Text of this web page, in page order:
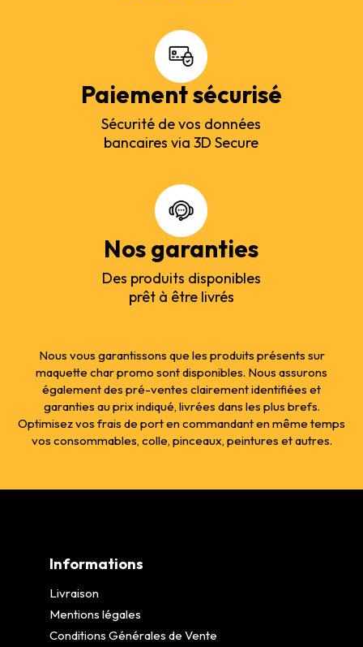
Paiement sécurisé
Sécurité de vos données
bancaires via 3D Secure
Nos garanties
Des produits disponibles
prêt à être livrés
Nous vous garantissons que les produits présents sur
maquette char promo sont disponibles. Nous assurons
également des pré-ventes clairement identifiées et
garanties au prix indiqué, livrées dans les plus brefs.
Optimisez vos frais de port en commandant en même temps
vos consommables, colle, pinceaux, peintures et autres.
Informations
Livraison
Mentions légales
Conditions Générales de Vente